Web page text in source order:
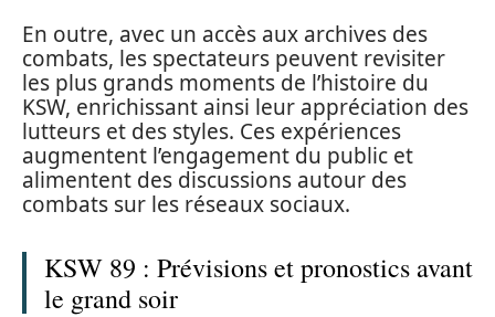
En outre, avec un accès aux archives des
combats, les spectateurs peuvent revisiter
les plus grands moments de l’histoire du
KSW, enrichissant ainsi leur appréciation des
lutteurs et des styles. Ces expériences
augmentent l’engagement du public et
alimentent des discussions autour des
combats sur les réseaux sociaux.
KSW 89 : Prévisions et pronostics avant
le grand soir